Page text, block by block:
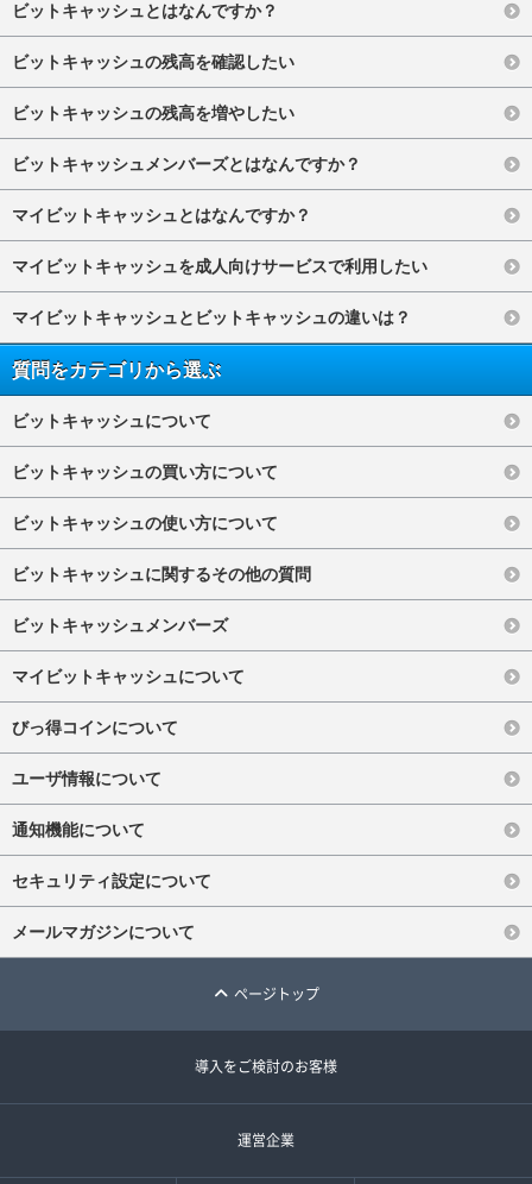
ビットキャッシュとはなんですか？
ビットキャッシュの残高を確認したい
ビットキャッシュの残高を増やしたい
ビットキャッシュメンバーズとはなんですか？
マイビットキャッシュとはなんですか？
マイビットキャッシュを成人向けサービスで利用したい
マイビットキャッシュとビットキャッシュの違いは？
質問をカテゴリから選ぶ
ビットキャッシュについて
ビットキャッシュの買い方について
ビットキャッシュの使い方について
ビットキャッシュに関するその他の質問
ビットキャッシュメンバーズ
マイビットキャッシュについて
びっ得コインについて
ユーザ情報について
通知機能について
セキュリティ設定について
メールマガジンについて
ページトップ
導入をご検討のお客様
運営企業